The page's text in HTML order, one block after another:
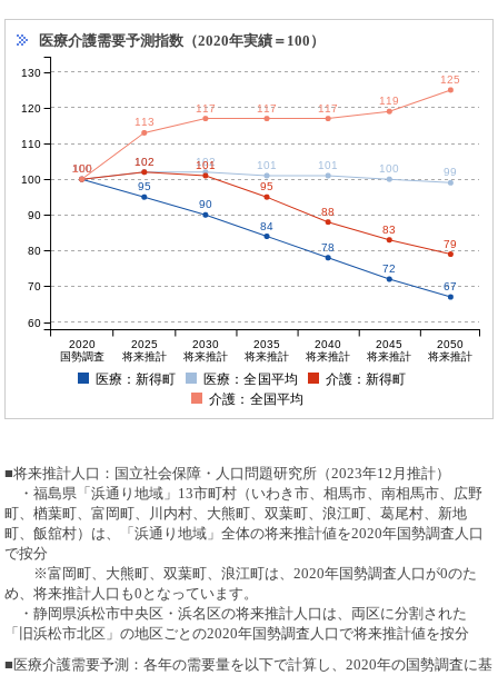
医療介護需要予測指数（2020年実績＝100）
100
95
90
84
78
72
67
100
102 102 101 101 100 99
100
102
101
95
88
83
79
100
113
117 117 117
119
125
2020
国勢調査
2025
将来推計
2030
将来推計
2035
将来推計
2040
将来推計
2045
将来推計
2050
将来推計
70
80
90
100
110
120
130
60
医療：新得町 医療：全国平均
介護：新得町
介護：全国平均
■将来推計人口：国立社会保障・人口問題研究所（2023年12月推計）
・福島県「浜通り地域」13市町村（いわき市、相馬市、南相馬市、広野
町、楢葉町、富岡町、川内村、大熊町、双葉町、浪江町、葛尾村、新地
町、飯舘村）は、「浜通り地域」全体の将来推計値を2020年国勢調査人口
で按分
※富岡町、大熊町、双葉町、浪江町は、2020年国勢調査人口が0のた
め、将来推計人口も0となっています。
・静岡県浜松市中央区・浜名区の将来推計人口は、両区に分割された
「旧浜松市北区」の地区ごとの2020年国勢調査人口で将来推計値を按分
■医療介護需要予測：各年の需要量を以下で計算し、2020年の国勢調査に基